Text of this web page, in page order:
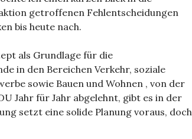
getroffenen Fehlentscheidungen
bis heute nach.
als Grundlage für die
in den Bereichen Verkehr, soziale
sowie Bauen und Wohnen , von der
Jahr für Jahr abgelehnt, gibt es in der
setzt eine solide Planung voraus, doch